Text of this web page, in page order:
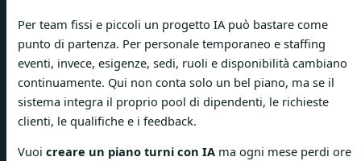
Per team fissi e piccoli un progetto IA può bastare come
punto di partenza. Per personale temporaneo e staffing
eventi, invece, esigenze, sedi, ruoli e disponibilità cambiano
continuamente. Qui non conta solo un bel piano, ma se il
sistema integra il proprio pool di dipendenti, le richieste
clienti, le qualifiche e i feedback.
Vuoi creare un piano turni con IA ma ogni mese perdi ore